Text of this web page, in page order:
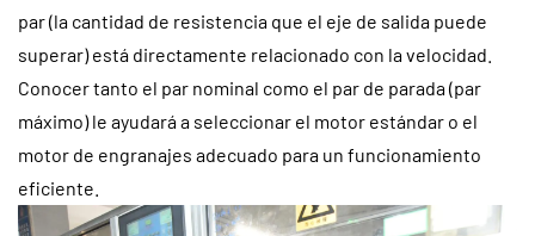
par (la cantidad de resistencia que el eje de salida puede
superar) está directamente relacionado con la velocidad.
Conocer tanto el par nominal como el par de parada (par
máximo) le ayudará a seleccionar el motor estándar o el
motor de engranajes adecuado para un funcionamiento
eficiente.